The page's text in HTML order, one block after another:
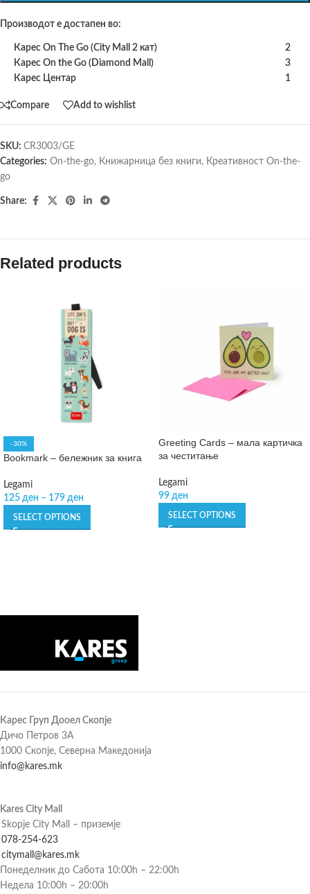
Производот е достапен во:
Карес On The Go (City Mall 2 кат)
2
Карес On the Go (Diamond Mall)
3
Карес Центар
1
Compare Add to wishlist
SKU: CR3003/GE
Categories: On-the-go, Книжарница без книги, Креативност On-the-
go
Share:
Related products
-30%
Bookmark – бележник за книга
Legami
125 ден – 179 ден
SELECT OPTIONS
Greeting Cards – мала картичка
за честитање
Legami
99 ден
SELECT OPTIONS
Карес Груп Дооел Скопје
Дичо Петров 3А
1000 Скопје, Северна Македонија
info@kares.mk
Kares City Mall
Skopje City Mall – приземје
078-254-623
citymall@kares.mk
Понеделник до Сабота 10:00h – 22:00h
Недела 10:00h – 20:00h